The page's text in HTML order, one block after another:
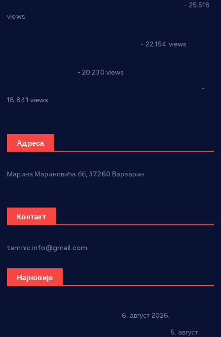
- 25.518
views
- 22.154 views
- 20.230 views
-
18.841 views
Адреса
Марина Мариновића бб, 37260 Варварин
Контакт
temnic.info@gmail.com
Најновије
6. август 2026.
5. август